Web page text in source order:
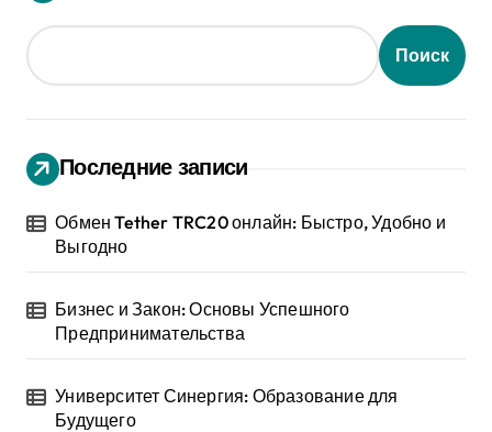
Поиск
Последние записи
Обмен Tether TRC20 онлайн: Быстро, Удобно и
Выгодно
Бизнес и Закон: Основы Успешного
Предпринимательства
Университет Синергия: Образование для
Будущего